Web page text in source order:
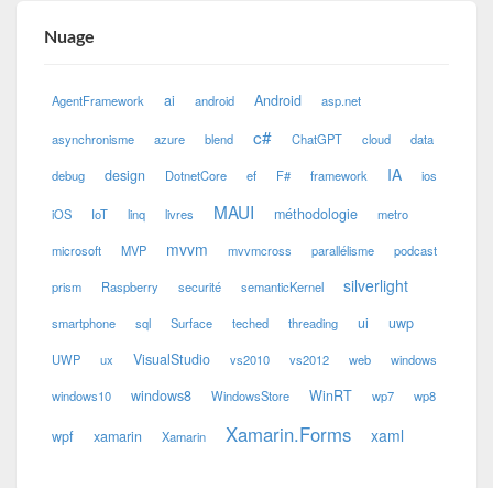
Nuage
AgentFramework ai android Android asp.net
asynchronisme azure blend c# ChatGPT cloud data
debug design DotnetCore ef F# framework IA ios
iOS IoT linq livres MAUI méthodologie metro
microsoft MVP mvvm mvvmcross parallélisme podcast
prism Raspberry securité semanticKernel silverlight
smartphone sql Surface teched threading ui uwp
UWP ux VisualStudio vs2010 vs2012 web windows
windows10 windows8 WindowsStore WinRT wp7 wp8
wpf xamarin Xamarin Xamarin.Forms xaml